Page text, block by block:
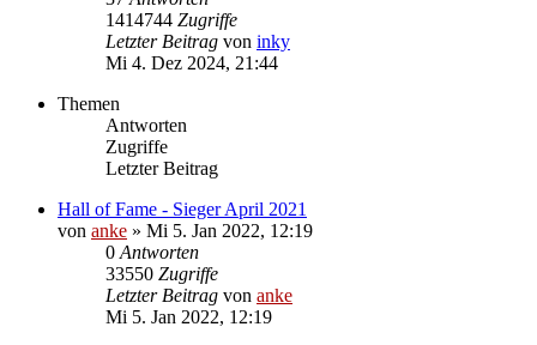
1414744 Zugriffe
Letzter Beitrag von inky
Mi 4. Dez 2024, 21:44
Themen
Antworten
Zugriffe
Letzter Beitrag
Hall of Fame - Sieger April 2021
von anke » Mi 5. Jan 2022, 12:19
0 Antworten
33550 Zugriffe
Letzter Beitrag von anke
Mi 5. Jan 2022, 12:19